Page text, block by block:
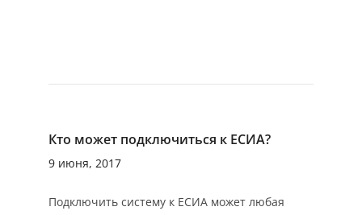
Кто может подключиться к ЕСИА?
9 июня, 2017
Подключить систему к ЕСИА может любая